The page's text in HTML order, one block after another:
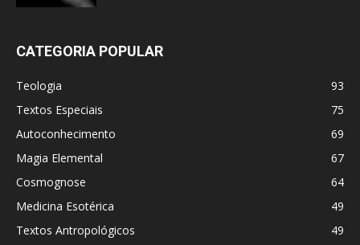
CATEGORIA POPULAR
Teologia
93
Textos Especiais
75
Autoconhecimento
69
Magia Elemental
67
Cosmognose
64
Medicina Esotérica
49
Textos Antropológicos
49